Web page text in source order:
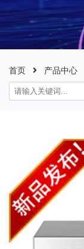
首页 产品中心